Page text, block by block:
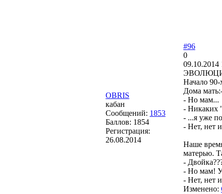
OBRIS
кабан
Сообщений: 1853
Баллов: 1854
Регистрация:
26.08.2014
#96
0
09.10.2014
Начало
Дома
- Но мам...
- Никаких
- ...я уже
- Нет, нет
Наше
матерью.
-
- Но мам! У
- Нет, нет
Изменено: